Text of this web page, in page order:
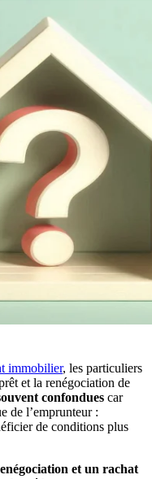
immobilier, les particuliers
et la renégociation de
confondues car
de l’emprunteur :
de conditions plus
et un rachat